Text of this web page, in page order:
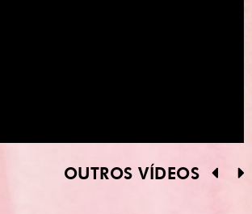
OUTROS VÍDEOS